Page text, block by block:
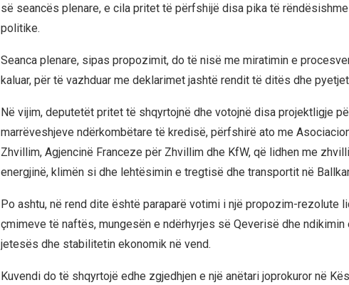
së seancës plenare, e cila pritet të përfshijë disa pika të
politike.
Seanca plenare, sipas propozimit, do të nisë me miratimin e
kaluar, për të vazhduar me deklarimet jashtë rendit të ditës dhe
Në vijim, deputetët pritet të shqyrtojnë dhe votojnë disa projektligje
marrëveshjeve ndërkombëtare të kredisë, përfshirë ato me
Zhvillim, Agjencinë Franceze për Zhvillim dhe KfW, që lidhen me
energjinë, klimën si dhe lehtësimin e tregtisë dhe transportit në
Po ashtu, në rend dite është paraparë votimi i një propozim-rezolute
çmimeve të naftës, mungesën e ndërhyrjes së Qeverisë dhe ndikimin
jetesës dhe stabilitetin ekonomik në vend.
Kuvendi do të shqyrtojë edhe zgjedhjen e një anëtari joprokuror në